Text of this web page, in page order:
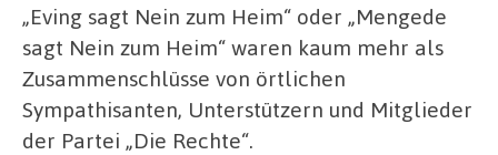
„Eving sagt Nein zum Heim“ oder „Mengede
sagt Nein zum Heim“ waren kaum mehr als
Zusammenschlüsse von örtlichen
Sympathisanten, Unterstützern und Mitglieder
der Partei „Die Rechte“.